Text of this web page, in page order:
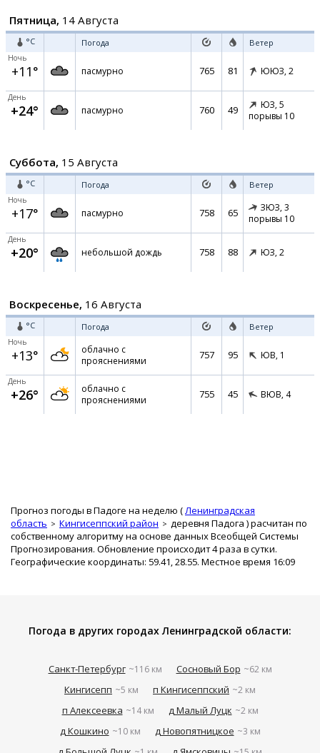
Пятница, 14 Августа
°C Погода Ветер
Ночь
+11° пасмурно 765 81 ЮЮЗ, 2
День
+24° пасмурно 760 49 ЮЗ, 5
порывы 10
Суббота, 15 Августа
°C Погода Ветер
Ночь
+17° пасмурно 758 65 ЗЮЗ, 3
порывы 10
День
+20° небольшой дождь 758 88 ЮЗ, 2
Воскресенье, 16 Августа
°C Погода Ветер
Ночь
+13°
облачно с
прояснениями
757 95 ЮВ, 1
День
+26°
облачно с
прояснениями
755 45 ВЮВ, 4
Прогноз погоды в Падоге на неделю (Ленинградская
область
Кингисеппский район деревня Падога ) расчитан по
собственному алгоритму на основе данных Всеобщей Системы
Прогнозирования. Обновление происходит 4 раза в сутки.
Географические координаты: 59.41, 28.55. Местное время 16:09
Погода в других городах Ленинградской области:
Санкт-Петербург ~116 км Сосновый Бор ~62 км
Кингисепп ~5 км п Кингисеппский ~2 км
п Алексеевка ~14 км д Малый Луцк ~2 км
д Кошкино ~10 км д Новопятницкое ~3 км